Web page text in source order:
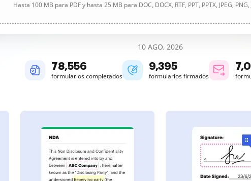
Hasta 100 MB para PDF y hasta 25 MB para DOC, DOCX, RTF, PPT, PPTX, JPEG, PNG,
10 AGO, 2026
78,557
formularios completados
9,395
formularios firmados